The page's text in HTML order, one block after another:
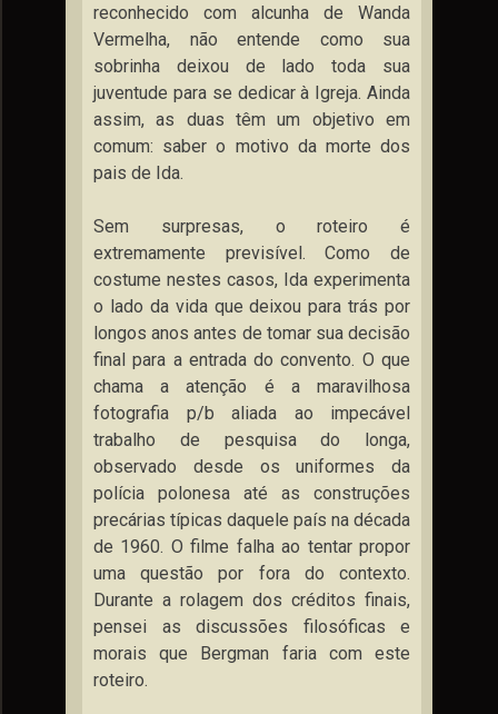
reconhecido com alcunha de Wanda
Vermelha, não entende como sua
sobrinha deixou de lado toda sua
juventude para se dedicar à Igreja. Ainda
assim, as duas têm um objetivo em
comum: saber o motivo da morte dos
pais de Ida.
Sem surpresas, o roteiro é
extremamente previsível. Como de
costume nestes casos, Ida experimenta
o lado da vida que deixou para trás por
longos anos antes de tomar sua decisão
final para a entrada do convento. O que
chama a atenção é a maravilhosa
fotografia p/b aliada ao impecável
trabalho de pesquisa do longa,
observado desde os uniformes da
polícia polonesa até as construções
precárias típicas daquele país na década
de 1960. O filme falha ao tentar propor
uma questão por fora do contexto.
Durante a rolagem dos créditos finais,
pensei as discussões filosóficas e
morais que Bergman faria com este
roteiro.